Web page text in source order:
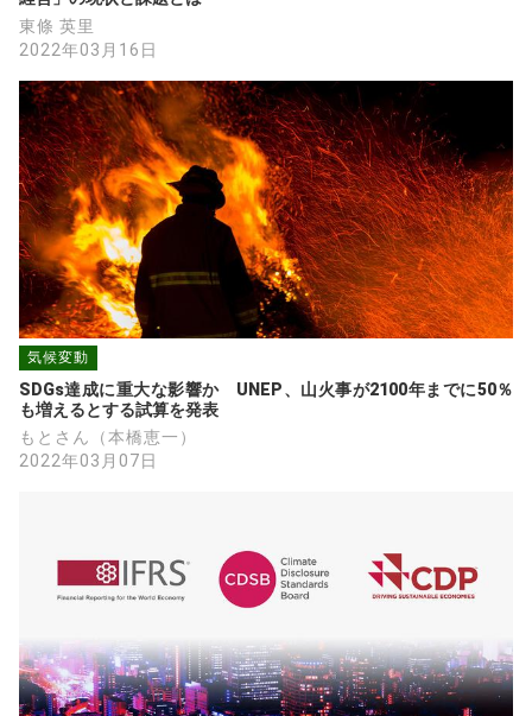
東條 英里
2022年03月16日
気候変動
SDGs達成に重大な影響か　UNEP、山火事が2100年までに50％
も増えるとする試算を発表
もとさん（本橋恵一）
2022年03月07日